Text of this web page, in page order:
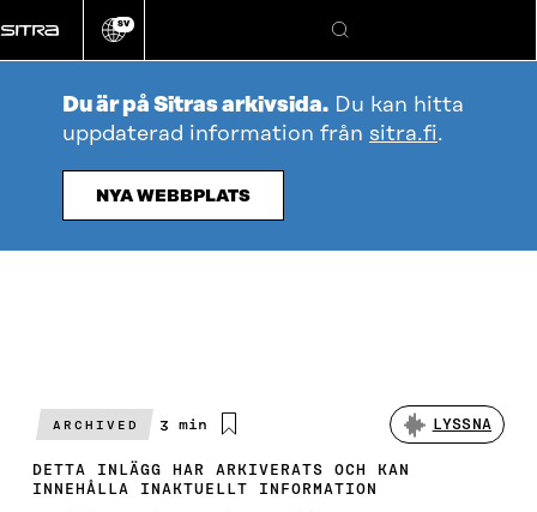
direkt
till
Ändra
språk
SV
Sök
Du är på Sitras arkivsida. Du kan hitta
uppdaterad information från sitra.fi.
NYA WEBBPLATS
ARCHIVED
Beräknad
3 min LYSSNA
DETTA INLÄGG HAR ARKIVERATS OCH KAN
INNEHÅLLA INAKTUELLT INFORMATION